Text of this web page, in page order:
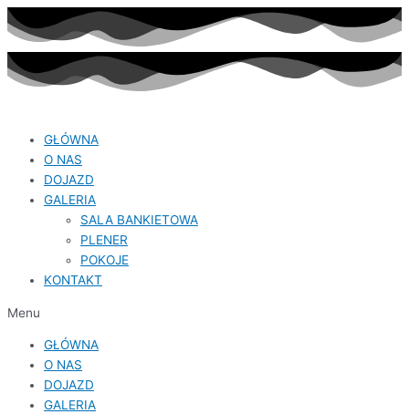
GŁÓWNA
O NAS
DOJAZD
GALERIA
SALA BANKIETOWA
PLENER
POKOJE
KONTAKT
Menu
GŁÓWNA
O NAS
DOJAZD
GALERIA